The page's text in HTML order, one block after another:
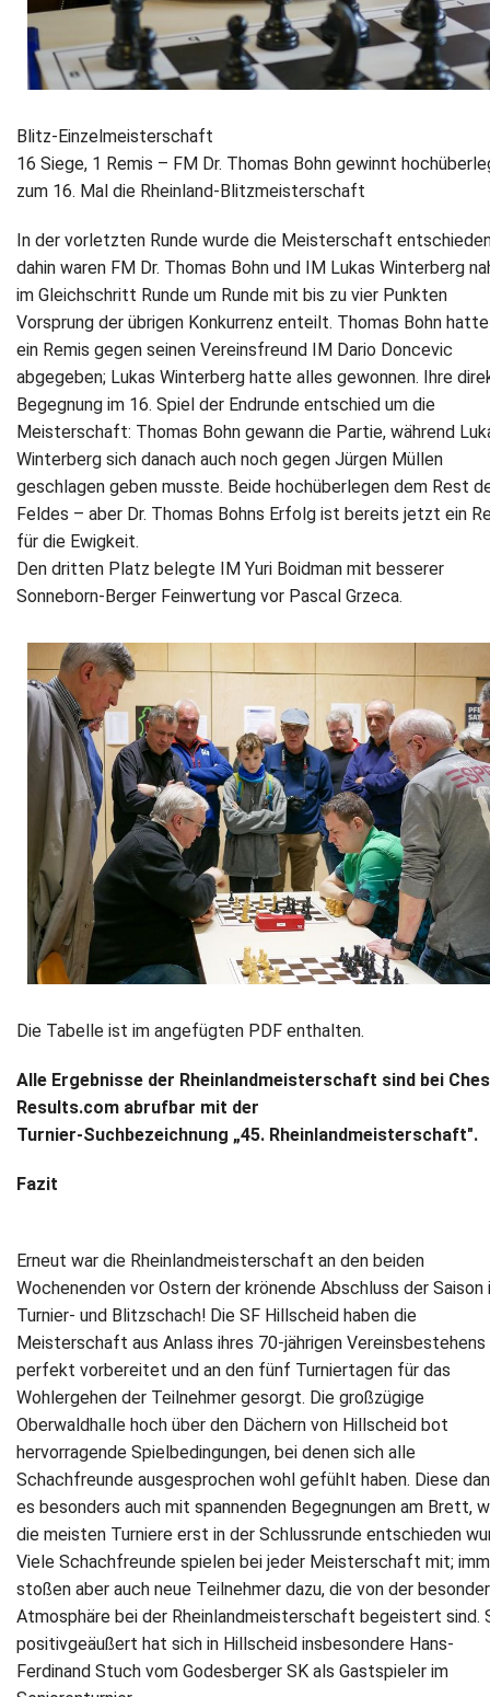
Blitz-Einzelmeisterschaft
16 Siege, 1 Remis – FM Dr. Thomas Bohn gewinnt
zum 16. Mal die Rheinland-Blitzmeisterschaft
In der vorletzten Runde wurde die Meisterschaft
dahin waren FM Dr. Thomas Bohn und IM Lukas Winterberg
im Gleichschritt Runde um Runde mit bis zu vier Punkten
Vorsprung der übrigen Konkurrenz enteilt. Thomas Bohn
ein Remis gegen seinen Vereinsfreund IM Dario Doncevic
abgegeben; Lukas Winterberg hatte alles gewonnen. Ihre
Begegnung im 16. Spiel der Endrunde entschied um die
Meisterschaft: Thomas Bohn gewann die Partie, während
Winterberg sich danach auch noch gegen Jürgen Müllen
geschlagen geben musste. Beide hochüberlegen dem Rest
Feldes – aber Dr. Thomas Bohns Erfolg ist bereits jetzt ein
für die Ewigkeit.
Den dritten Platz belegte IM Yuri Boidman mit besserer
Sonneborn-Berger Feinwertung vor Pascal Grzeca.
Die Tabelle ist im angefügten PDF enthalten.
Alle Ergebnisse der Rheinlandmeisterschaft sind bei
Results.com abrufbar mit der
Turnier-Suchbezeichnung „45. Rheinlandmeisterschaft".
Fazit
Erneut war die Rheinlandmeisterschaft an den beiden
Wochenenden vor Ostern der krönende Abschluss der Saison
Turnier- und Blitzschach! Die SF Hillscheid haben die
Meisterschaft aus Anlass ihres 70-jährigen Vereinsbestehens
perfekt vorbereitet und an den fünf Turniertagen für das
Wohlergehen der Teilnehmer gesorgt. Die großzügige
Oberwaldhalle hoch über den Dächern von Hillscheid bot
hervorragende Spielbedingungen, bei denen sich alle
Schachfreunde ausgesprochen wohl gefühlt haben. Diese
es besonders auch mit spannenden Begegnungen am Brett,
die meisten Turniere erst in der Schlussrunde entschieden
Viele Schachfreunde spielen bei jeder Meisterschaft mit;
stoßen aber auch neue Teilnehmer dazu, die von der
Atmosphäre bei der Rheinlandmeisterschaft begeistert sind.
positivgeäußert hat sich in Hillscheid insbesondere Hans-
Ferdinand Stuch vom Godesberger SK als Gastspieler im